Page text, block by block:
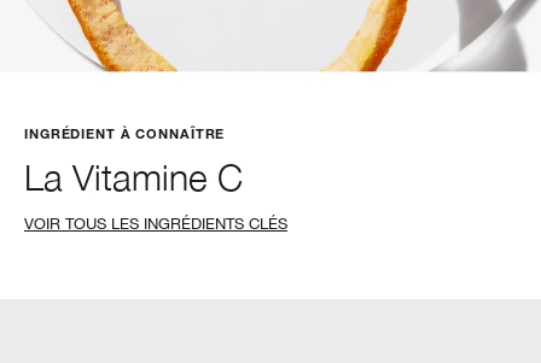
INGRÉDIENT À CONNAÎTRE
La Vitamine C
VOIR TOUS LES INGRÉDIENTS CLÉS